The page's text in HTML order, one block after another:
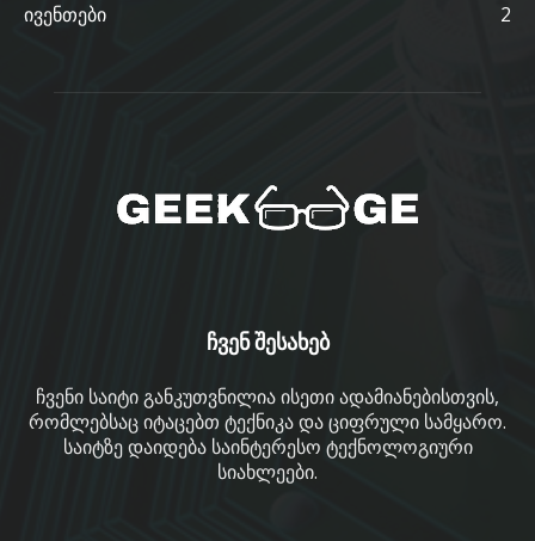
ივენთები
2
ჩვენ შესახებ
ჩვენი საიტი განკუთვნილია ისეთი ადამიანებისთვის,
რომლებსაც იტაცებთ ტექნიკა და ციფრული სამყარო.
საიტზე დაიდება საინტერესო ტექნოლოგიური
სიახლეები.